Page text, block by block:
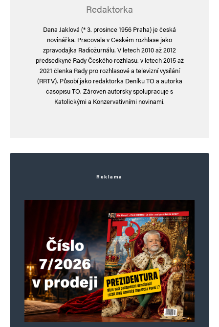
Redaktorka
Dana Jaklová (* 3. prosince 1956 Praha) je česká
novinářka. Pracovala v Českém rozhlase jako
zpravodajka Radiožurnálu. V letech 2010 až 2012
předsedkyně Rady Českého rozhlasu, v letech 2015 až
2021 členka Rady pro rozhlasové a televizní vysílání
(RRTV). Působí jako redaktorka Deníku TO a autorka
časopisu TO. Zároveň autorsky spolupracuje s
Katolickými a Konzervativními novinami.
Reklama